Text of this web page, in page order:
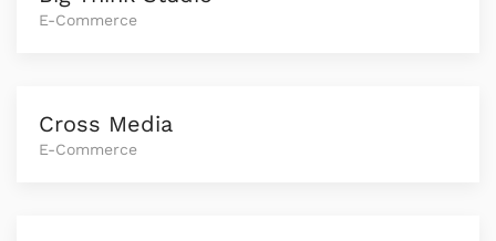
E-Commerce
Cross Media
E-Commerce